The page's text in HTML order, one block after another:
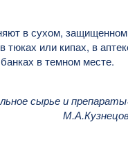
в сухом, защищенном
или кипах, в
в темном месте.
сырье и